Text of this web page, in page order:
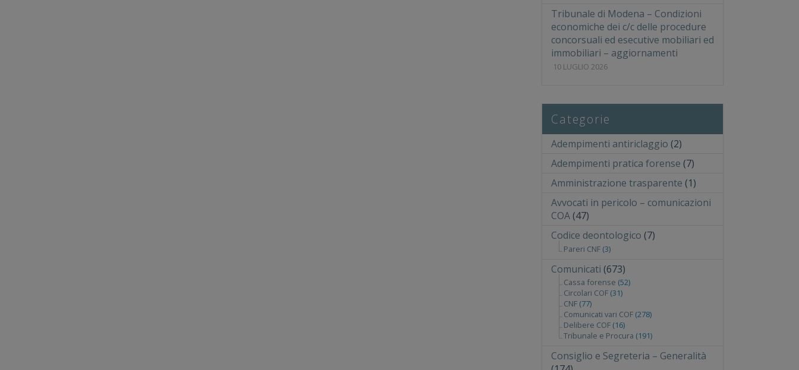
Tribunale di Modena – Condizioni
economiche dei c/c delle procedure
concorsuali ed esecutive mobiliari ed
immobiliari – aggiornamenti
10 LUGLIO 2026
Categorie
Adempimenti antiriclaggio (2)
Adempimenti pratica forense (7)
Amministrazione trasparente (1)
Avvocati in pericolo – comunicazioni
COA(47)
Codice deontologico (7)
Pareri CNF (3)
Comunicati (673)
Cassa forense (52)
Circolari COF (31)
CNF (77)
Comunicati vari COF (278)
Delibere COF (16)
Tribunale e Procura (191)
Consiglio e Segreteria – Generalità